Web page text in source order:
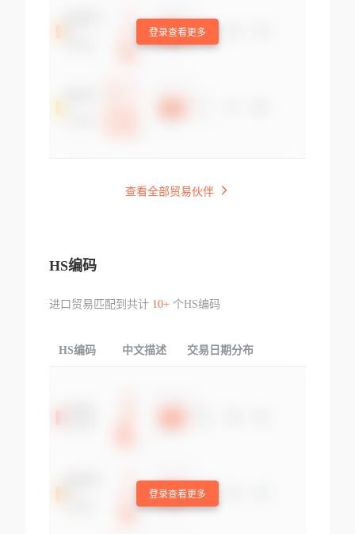
登录查看更多
查看全部贸易伙伴
HS编码
进口贸易匹配到共计 10+个HS编码
HS编码 中文描述 交易日期分布
登录查看更多